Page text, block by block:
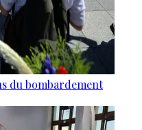
du bombardement